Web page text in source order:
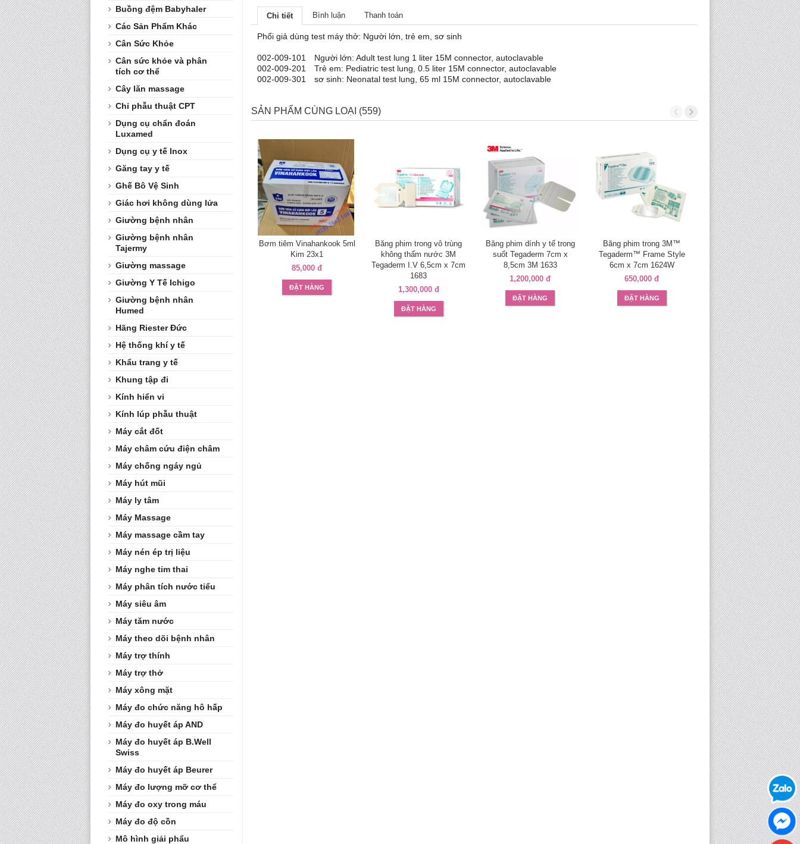
Buồng đệm Babyhaler
Các Sản Phẩm Khác
Cân Sức Khỏe
Cân sức khỏe và phân
tích cơ thể
Cây lăn massage
Chỉ phẫu thuật CPT
Dụng cụ chẩn đoán
Luxamed
Dụng cụ y tế Inox
Găng tay y tế
Ghế Bô Vệ Sinh
Giác hơi không dùng lửa
Giường bệnh nhân
Giường bệnh nhân
Tajermy
Giường massage
Giường Y Tế Ichigo
Giường bệnh nhân
Humed
Hãng Riester Đức
Hệ thống khí y tế
Khẩu trang y tế
Khung tập đi
Kính hiển vi
Kính lúp phẫu thuật
Máy cắt đốt
Máy châm cứu điện châm
Máy chống ngáy ngủ
Máy hút mũi
Máy ly tâm
Máy Massage
Máy massage cầm tay
Máy nén ép trị liệu
Máy nghe tim thai
Máy phân tích nước tiểu
Máy siêu âm
Máy tăm nước
Máy theo dõi bệnh nhân
Máy trợ thính
Máy trợ thở
Máy xông mặt
Máy đo chức năng hô hấp
Máy đo huyết áp AND
Máy đo huyết áp B.Well
Swiss
Máy đo huyết áp Beurer
Máy đo lượng mỡ cơ thể
Máy đo oxy trong máu
Máy đo độ cồn
Mô hình giải phẩu
Chi tiết Bình luận Thanh toán
Phổi giả dùng test máy thở: Người lớn, trẻ em, sơ sinh
002-009-101
Người lớn: Adult test lung 1 liter 15M connector, autoclavable
002-009-201
Trẻ em: Pediatric test lung, 0.5 liter 15M connector, autoclavable
002-009-301
sơ sinh: Neonatal test lung, 65 ml 15M connector, autoclavable
SẢN PHẨM CÙNG LOẠI (559)
Bơm tiêm Vinahankook 5ml
Kim 23x1
85,000 đ
ĐẶT HÀNG
Băng phim trong vô trùng
không thấm nước 3M
Tegaderm I.V 6,5cm x 7cm
1683
1,300,000 đ
ĐẶT HÀNG
Băng phim dính y tế trong
suốt Tegaderm 7cm x
8,5cm 3M 1633
1,200,000 đ
ĐẶT HÀNG
Băng phim trong 3M™
Tegaderm™ Frame Style
6cm x 7cm 1624W
650,000 đ
ĐẶT HÀNG
Băng phim trong 3M™
Tegaderm™ Frame Style
10cm x 12cm 1626W
700,000 đ
ĐẶT HÀNG